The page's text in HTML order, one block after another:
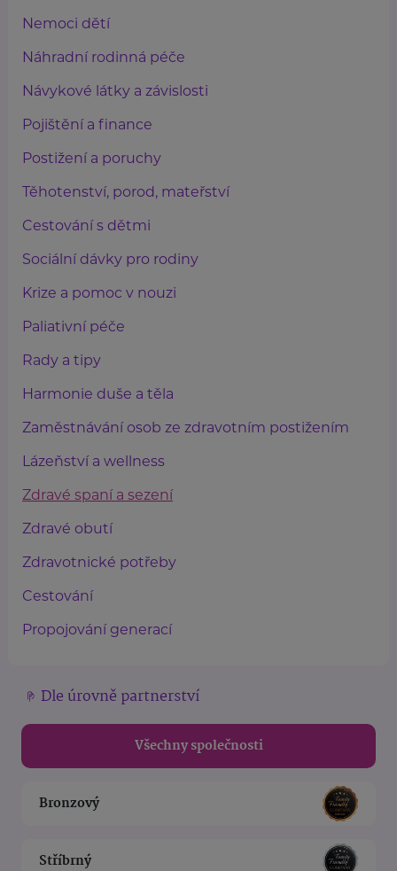
Nemoci dětí
Náhradní rodinná péče
Návykové látky a závislosti
Pojištění a finance
Postižení a poruchy
Těhotenství, porod, mateřství
Cestování s dětmi
Sociální dávky pro rodiny
Krize a pomoc v nouzi
Paliativní péče
Rady a tipy
Harmonie duše a těla
Zaměstnávání osob ze zdravotním postižením
Lázeňství a wellness
Zdravé spaní a sezení
Zdravé obutí
Zdravotnické potřeby
Cestování
Propojování generací
Dle úrovně partnerství
Všechny společnosti
Bronzový
Stříbrný